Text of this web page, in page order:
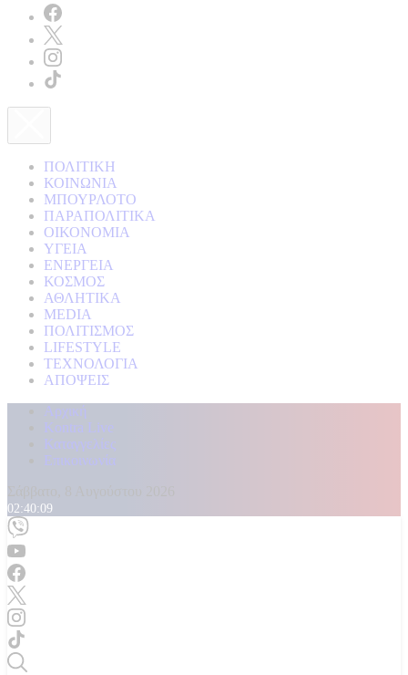
ΠΟΛΙΤΙΚΗ
ΚΟΙΝΩΝΙΑ
ΜΠΟΥΡΛΟΤΟ
ΠΑΡΑΠΟΛΙΤΙΚΑ
ΟΙΚΟΝΟΜΙΑ
ΥΓΕΙΑ
ΕΝΕΡΓΕΙΑ
ΚΟΣΜΟΣ
ΑΘΛΗΤΙΚΑ
MEDIA
ΠΟΛΙΤΙΣΜΟΣ
LIFESTYLE
ΤΕΧΝΟΛΟΓΙΑ
ΑΠΟΨΕΙΣ
Αρχική
Kontra Live
Καταγγελίες
Επικοινωνία
02:40:10